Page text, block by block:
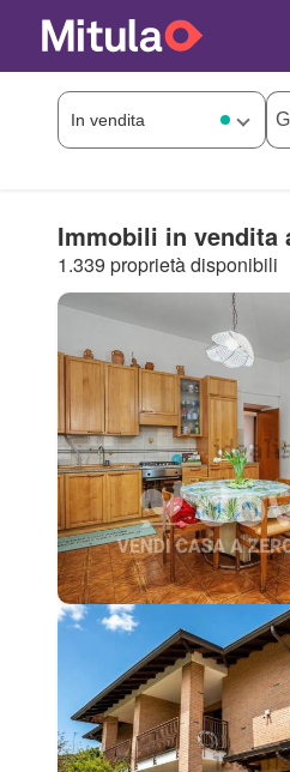
Immobili in vendita
1.339 proprietà disponibili